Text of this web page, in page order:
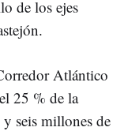
de los ejes
Atlántico
25 % de la
seis millones de